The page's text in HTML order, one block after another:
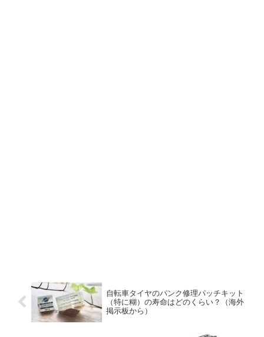
自転車タイヤのパンク修理パッチキット
（特に糊）の寿命はどのくらい？（海外
掲示板から）